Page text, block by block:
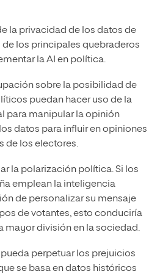
la privacidad de los datos de
de los principales quebraderos
la AI en política.
sobre la posibilidad de
puedan hacer uso de la
para manipular la opinión
datos para influir en opiniones
de los electores.
la polarización política. Si los
emplean la inteligencia
de personalizar su mensaje
de votantes, esto conduciría
mayor división en la sociedad.
perpetuar los prejuicios
se basa en datos históricos